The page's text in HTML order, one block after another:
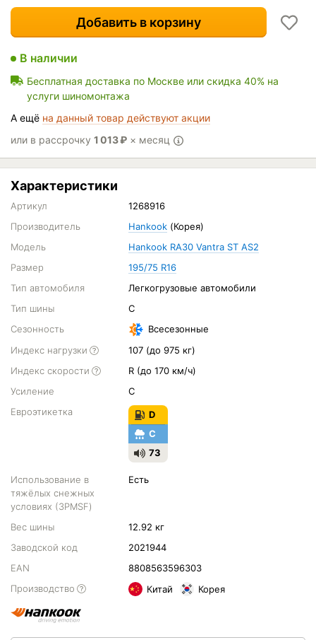
Добавить в корзину
В наличии
Бесплатная доставка по Москве или скидка 40% на
услуги шиномонтажа
А ещё на данный товар действуют акции
или в рассрочку 1 013₽ × месяц
Характеристики
Артикул
1268916
Производитель
Hankook (Корея)
Модель
Hankook RA30 Vantra ST AS2
Размер
195/75 R16
Тип автомобиля
Легкогрузовые автомобили
Тип шины
C
Сезонность
Всесезонные
Индекс нагрузки
107 (до 975 кг)
Индекс скорости
R (до 170 км/ч)
Усиление
C
Евроэтикетка
D
C
73
Использование в
тяжёлых снежных
условиях (3PMSF)
Есть
Вес шины
12.92 кг
Заводской код
2021944
EAN
8808563596303
Производство
Китай Корея